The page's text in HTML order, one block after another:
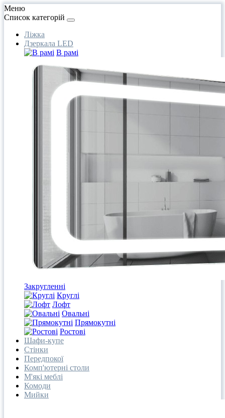
Меню
Список категорій
Ліжка
Дзеркала LED
В рамі
Закругленні
Круглі
Лофт
Овальні
Прямокутні
Ростові
Шафи-купе
Стінки
Передпокої
Комп'ютерні столи
М'які меблі
Комоди
Мийки